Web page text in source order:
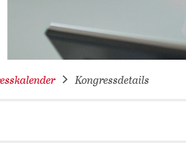
VERNETZEN:
Kongressdetails